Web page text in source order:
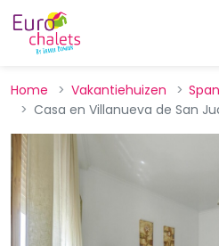
Home Vakantiehuizen
Casa en Villanueva de San